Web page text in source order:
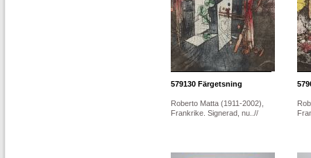
579130 Färgetsning
Roberto Matta (1911-2002),
Frankrike. Signerad, nu..//